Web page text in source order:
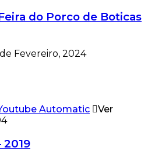
do Porco de Boticas
Fevereiro, 2024
Ver
2019